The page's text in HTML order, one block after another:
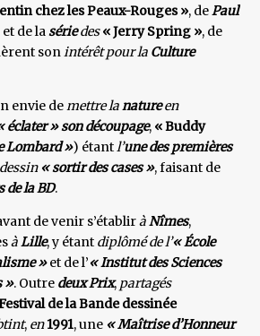
chez les Peaux-Rouges », dePaul
et de lasériedes« Jerry Spring », de
sonintérêt pour la Culture
envie demettre lanatureen
éclater » son découpage, « Buddy
Lombard ») étantl’une des premières
« sortir des cases », faisant de
de la BD.
de venir s’établiràNîmes,
àLille, y étant diplômé de l’« École
»et de l’« Institut des Sciences
». Outre deux Prix, partagés
de la Bande dessinée
, en1991, une « Maîtrise d’Honneur